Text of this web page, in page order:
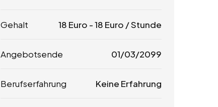
Gehalt 18 Euro -18 Euro / Stunde
Angebotsende 01/03/2099
Berufserfahrung Keine Erfahrung